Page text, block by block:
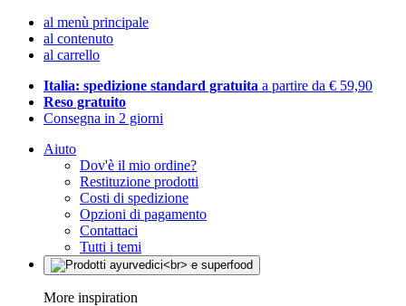
al menù principale
al contenuto
al carrello
Italia: spedizione standard gratuita a partire da € 59,90
Reso gratuito
Consegna in 2 giorni
Aiuto
Dov'è il mio ordine?
Restituzione prodotti
Costi di spedizione
Opzioni di pagamento
Contattaci
Tutti i temi
More inspiration